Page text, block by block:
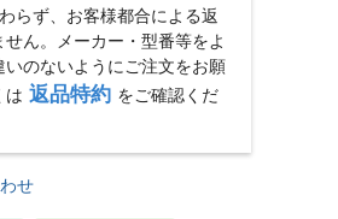
らず、お客様都合による返
ん。メーカー・型番等をよ
いのないようにご注文をお願
は 返品特約 をご確認くだ
せ